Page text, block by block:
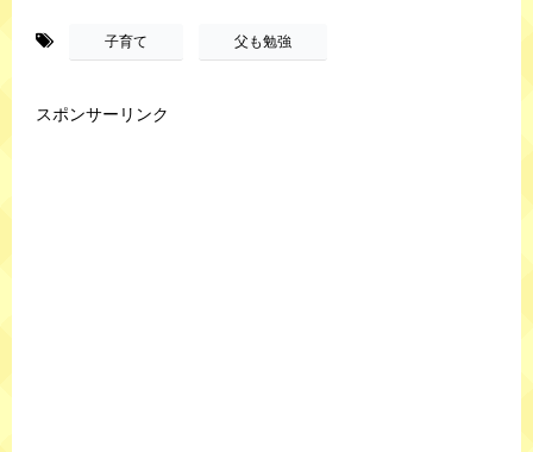
子育て 父も勉強
スポンサーリンク